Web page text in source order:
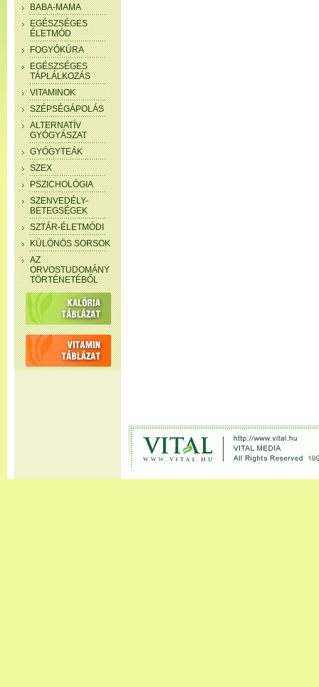
BABA-MAMA
EGÉSZSÉGES
ÉLETMÓD
FOGYÓKÚRA
EGÉSZSÉGES
TÁPLÁLKOZÁS
VITAMINOK
SZÉPSÉGÁPOLÁS
ALTERNATÍV
GYÓGYÁSZAT
GYÓGYTEÁK
SZEX
PSZICHOLÓGIA
SZENVEDÉLY-
BETEGSÉGEK
SZTÁR-ÉLETMÓDI
KÜLÖNÖS SORSOK
AZ
ORVOSTUDOMÁNY
TÖRTÉNETÉBŐL